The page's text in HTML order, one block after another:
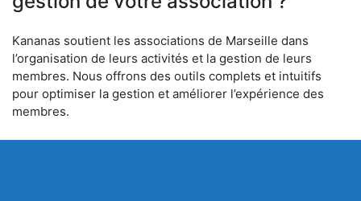
Kananas soutient les associations de Marseille dans
l’organisation de leurs activités et la gestion de leurs
membres. Nous offrons des outils complets et intuitifs
pour optimiser la gestion et améliorer l’expérience des
membres.